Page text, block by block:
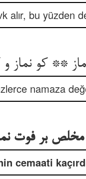
alır, bu yüzden
** کو نماز و
namaza
بر فوت
cemaati